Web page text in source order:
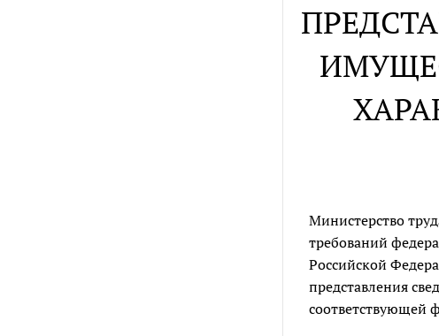
Министерство
требований
Российской
представления
соответствующей